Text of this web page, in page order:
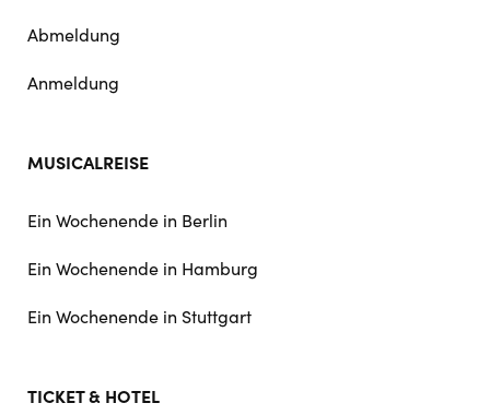
Abmeldung
Anmeldung
MUSICALREISE
Ein Wochenende in Berlin
Ein Wochenende in Hamburg
Ein Wochenende in Stuttgart
TICKET & HOTEL